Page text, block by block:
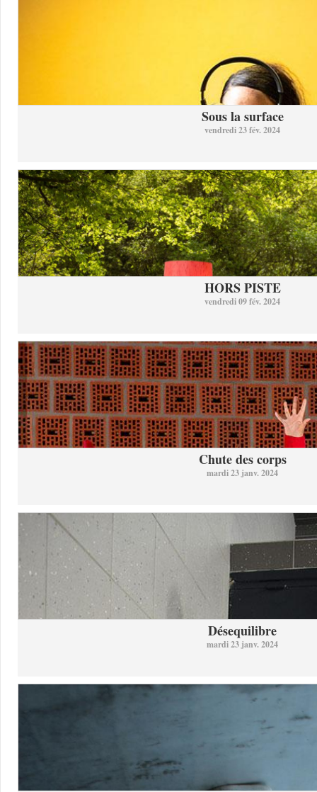
Sous la surface
vendredi 23 fév. 2024
HORS PISTE
vendredi 09 fév. 2024
Chute des corps
mardi 23 janv. 2024
Désequilibre
mardi 23 janv. 2024